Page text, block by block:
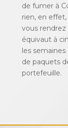
de fumer à
rien, en
vous rendrez
équivaut à
les
de paquets
portefeuille.